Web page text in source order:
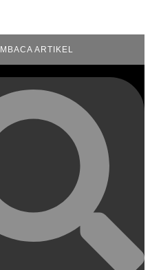
ARTIKEL